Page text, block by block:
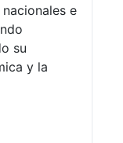
nacionales e
su
y la